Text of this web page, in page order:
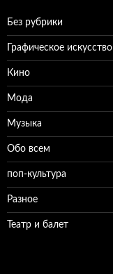
Без рубрики
Графическое искусство
Кино
Мода
Музыка
Обо всем
поп-культура
Разное
Театр и балет